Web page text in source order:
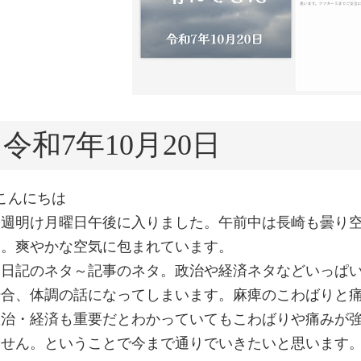
令和7年10月20日
んにちは
明け月曜日午後に入りました。午前中は長崎も曇り
爽やかな空気に包まれています。
記のネタ～記事のネタ。政治や経済ネタなどいっぱ
、体調の話になってしまいます。麻痺のこわばりと
・経済も重要だとわかっていてもこわばりや痛みが
ん。ということで今まで通りでいきたいと思います